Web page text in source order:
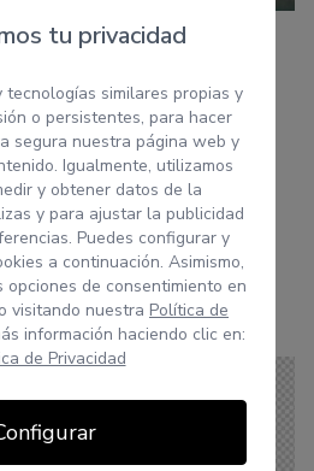
tu privacidad
tecnologías similares propias y
o persistentes, para hacer
segura nuestra página web y
Igualmente, utilizamos
y obtener datos de la
y para ajustar la publicidad
Puedes configurar y
a continuación. Asimismo,
opciones de consentimiento en
visitando nuestra Política de
información haciendo clic en:
de Privacidad